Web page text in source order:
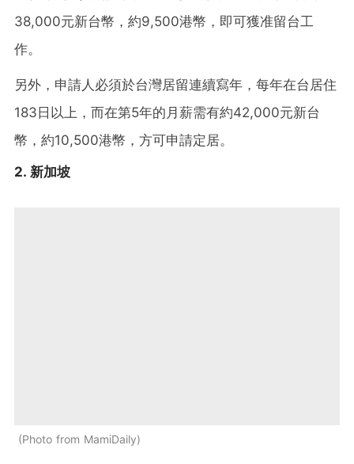
38,000元新台幣，約9,500港幣，即可獲准留台工
作。
另外，申請人必須於台灣居留連續寫年，每年在台居住
183日以上，而在第5年的月薪需有約42,000元新台
幣，約10,500港幣，方可申請定居。
2. 新加坡
Photo from MamiDaily